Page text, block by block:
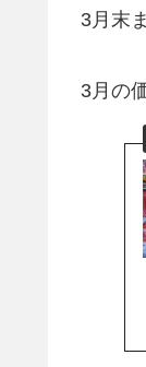
3月末
3月の